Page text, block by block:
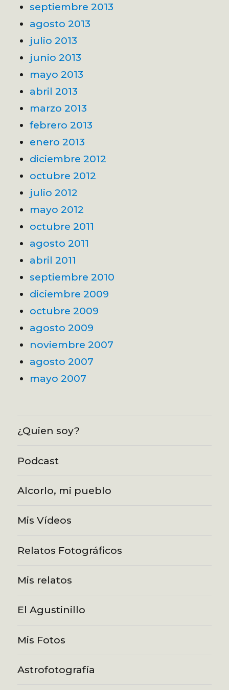
septiembre 2013
agosto 2013
julio 2013
junio 2013
mayo 2013
abril 2013
marzo 2013
febrero 2013
enero 2013
diciembre 2012
octubre 2012
julio 2012
mayo 2012
octubre 2011
agosto 2011
abril 2011
septiembre 2010
diciembre 2009
octubre 2009
agosto 2009
noviembre 2007
agosto 2007
mayo 2007
¿Quien soy?
Podcast
Alcorlo, mi pueblo
Mis Vídeos
Relatos Fotográficos
Mis relatos
El Agustinillo
Mis Fotos
Astrofotografía